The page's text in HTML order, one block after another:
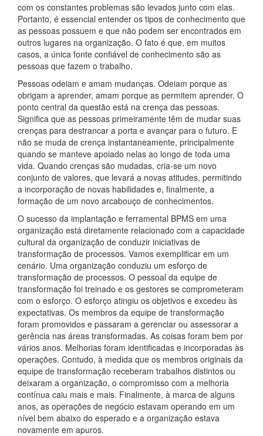
com os constantes problemas são levados junto com elas.
Portanto, é essencial entender os tipos de conhecimento que
as pessoas possuem e que não podem ser encontrados em
outros lugares na organização. O fato é que, em muitos
casos, a única fonte confiável de conhecimento são as
pessoas que fazem o trabalho.
Pessoas odeiam e amam mudanças. Odeiam porque as
obrigam a aprender, amam porque as permitem aprender. O
ponto central da questão está na crença das pessoas.
Significa que as pessoas primeiramente têm de mudar suas
crenças para destrancar a porta e avançar para o futuro. E
não se muda de crença instantaneamente, principalmente
quando se manteve apoiado nelas ao longo de toda uma
vida. Quando crenças são mudadas, cria-se um novo
conjunto de valores, que levará a novas atitudes, permitindo
a incorporação de novas habilidades e, finalmente, a
formação de um novo arcabouço de conhecimentos.
O sucesso da implantação e ferramental BPMS em uma
organização está diretamente relacionado com a capacidade
cultural da organização de conduzir iniciativas de
transformação de processos. Vamos exemplificar em um
cenário. Uma organização conduziu um esforço de
transformação de processos. O pessoal da equipe de
transformação foi treinado e os gestores se comprometeram
com o esforço. O esforço atingiu os objetivos e excedeu às
expectativas. Os membros da equipe de transformação
foram promovidos e passaram a gerenciar ou assessorar a
gerência nas áreas transformadas. As coisas foram bem por
vários anos. Melhorias foram identificadas e incorporadas às
operações. Contudo, à medida que os membros originais da
equipe de transformação receberam trabalhos distintos ou
deixaram a organização, o compromisso com a melhoria
contínua caiu mais e mais. Finalmente, à marca de alguns
anos, as operações de negócio estavam operando em um
nível bem abaixo do esperado e a organização estava
novamente em apuros.